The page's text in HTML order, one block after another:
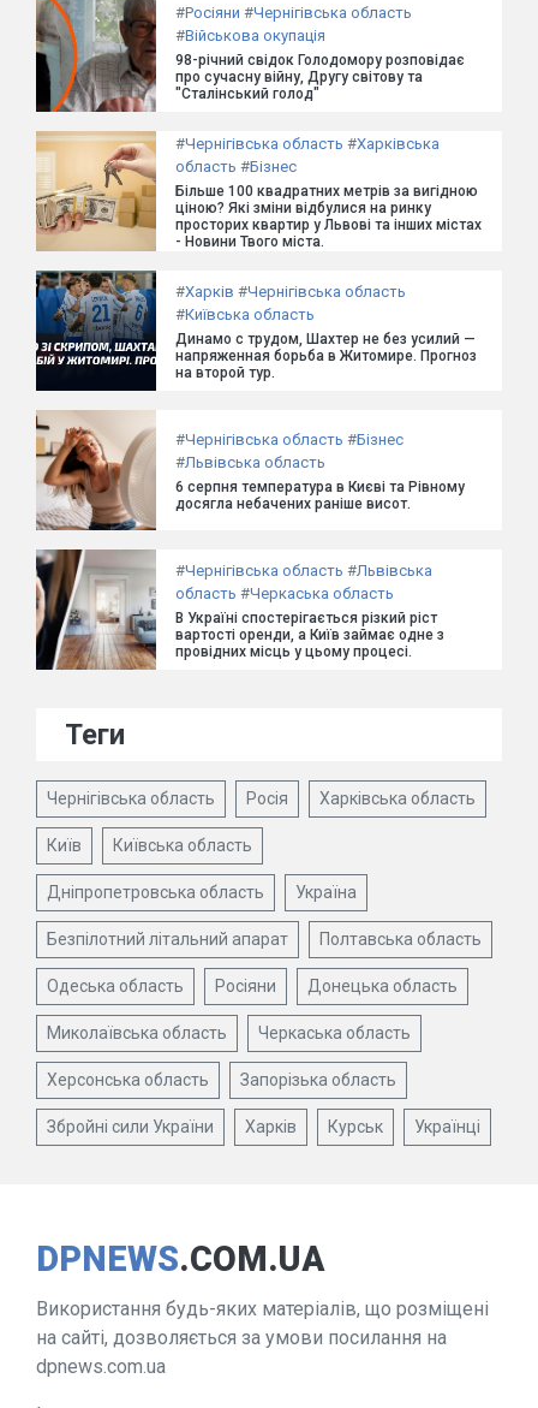
#Росіяни #Чернігівська область
#Військова окупація
98-річний свідок Голодомору розповідає
про сучасну війну, Другу світову та
"Сталінський голод"
#Чернігівська область #Харківська
область #Бізнес
Більше 100 квадратних метрів за вигідною
ціною? Які зміни відбулися на ринку
просторих квартир у Львові та інших містах
- Новини Твого міста.
#Харків #Чернігівська область
#Київська область
Динамо с трудом, Шахтер не без усилий —
напряженная борьба в Житомире. Прогноз
на второй тур.
#Чернігівська область #Бізнес
#Львівська область
6 серпня температура в Києві та Рівному
досягла небачених раніше висот.
#Чернігівська область #Львівська
область #Черкаська область
В Україні спостерігається різкий ріст
вартості оренди, а Київ займає одне з
провідних місць у цьому процесі.
Теги
Чернігівська область Росія Харківська область
Київ Київська область
Дніпропетровська область Україна
Безпілотний літальний апарат Полтавська область
Одеська область Росіяни Донецька область
Миколаївська область Черкаська область
Херсонська область Запорізька область
Збройні сили України Харків Курськ Українці
DPNEWS.COM.UA
Використання будь-яких матеріалів, що розміщені
на сайті, дозволяється за умови посилання на
dpnews.com.ua